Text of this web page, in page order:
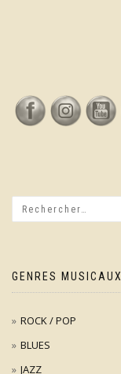
GENRES MUSICAUX
ROCK / POP
BLUES
JAZZ